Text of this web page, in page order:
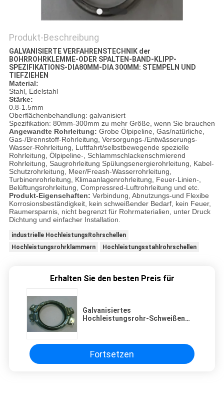
Produkt-Beschreibung
GALVANISIERTE VERFAHRENSTECHNIK der
BOHRROHRKLEMME-ODER SPALTEN-BAND-KLIPP-
SPEZIFIKATIONS-DIA80MM-DIA 300MM: STEMPELN UND
TIEFZIEHEN
Material:
Stahl, Edelstahl
Stärke:
0.8-1.5mm
Oberflächenbehandlung: galvanisiert
Spezifikation: 80mm-300mm zu mehr Größe, wenn Sie brauchen
Angewandte Rohrleitung: Grobe Ölpipeline, Gas/natürliche,
Gas-/Brennstoff-Rohrleitung, Versorgungs-/Entwässerungs-
Wasser-Rohrleitung, Luftfahrt/selbstbewegende spezielle
Rohrleitung, Ölpipeline-, Schlammschlackenschmierend
Rohrleitung, Saugrohrleitung Spülungsenergierohrleitung, Kabel-
Schutzrohrleitung, Meer/Freash-Wasserrohrleitung,
Turbinenrohrleitung, Klimaanlagenrohrleitung, Feuer-Linien-,
Belüftungsrohrleitung, Compressred-Luftrohrleitung und etc.
Produkt-Eigenschaften: Verbindung, Abnutzungs-und Flexibe
Korrosionsbeständigkeit, kein schweißender Bedarf, kein Feuer,
Raumersparnis, nicht begrenzt für Rohrmaterialien, unter Druck
Dichtung und einfacher Installation.
industrielle HochleistungsRohrschellen
Hochleistungsrohrklammern
Hochleistungsstahlrohrschellen
Erhalten Sie den besten Preis für
Galvanisiertes
Hochleistungsrohr-Schweißen
fest
Fortsetzen